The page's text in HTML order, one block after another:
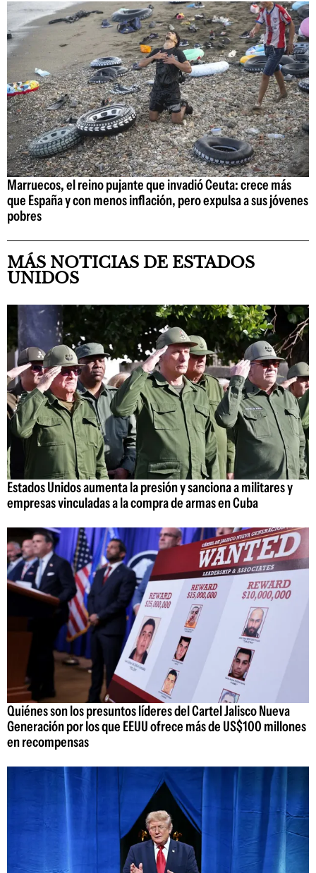
Marruecos, el reino pujante que invadió Ceuta: crece más
que España y con menos inflación, pero expulsa a sus jóvenes
pobres
MÁS NOTICIAS DE ESTADOS
UNIDOS
Estados Unidos aumenta la presión y sanciona a militares y
empresas vinculadas a la compra de armas en Cuba
Quiénes son los presuntos líderes del Cartel Jalisco Nueva
Generación por los que EEUU ofrece más de US$100 millones
en recompensas